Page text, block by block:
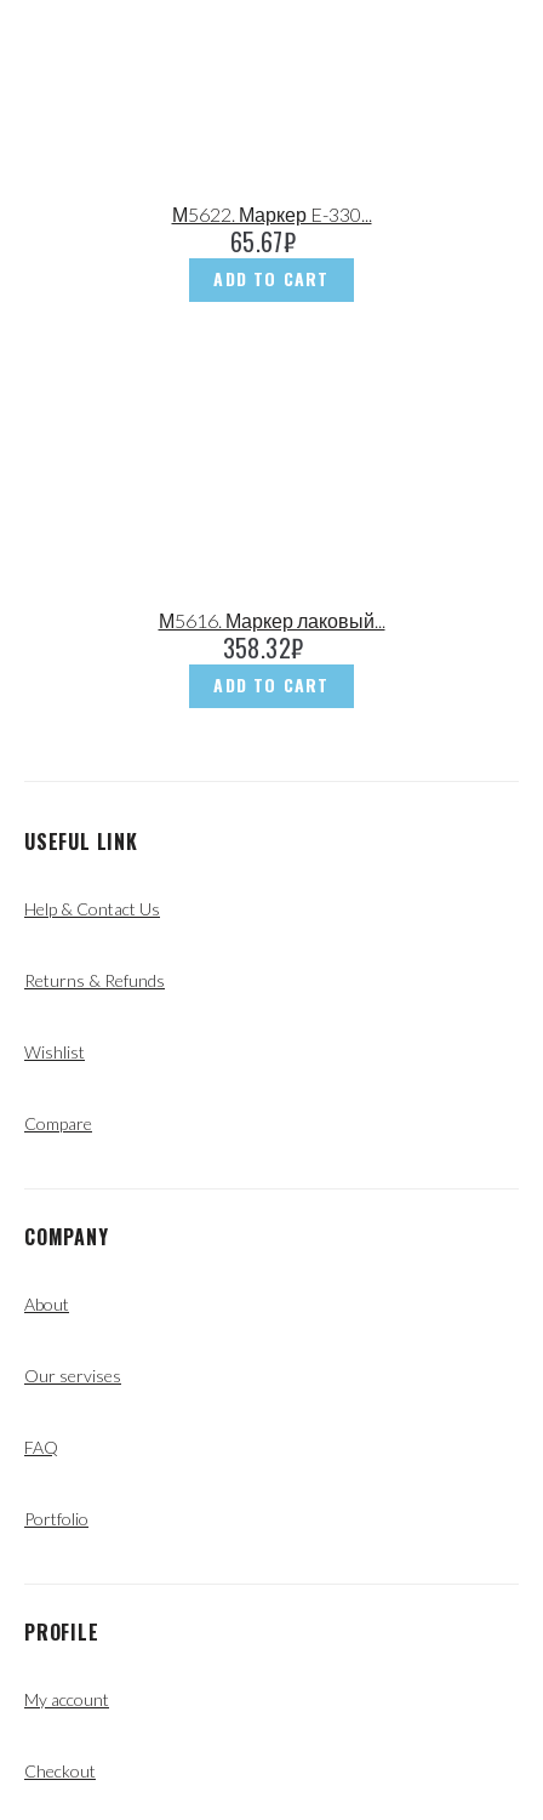
М5622. Маркер E-330...
65.67₽
ADD TO CART
М5616. Маркер лаковый...
358.32₽
ADD TO CART
USEFUL LINK
Help & Contact Us
Returns & Refunds
Wishlist
Compare
COMPANY
About
Our servises
FAQ
Portfolio
PROFILE
My account
Checkout